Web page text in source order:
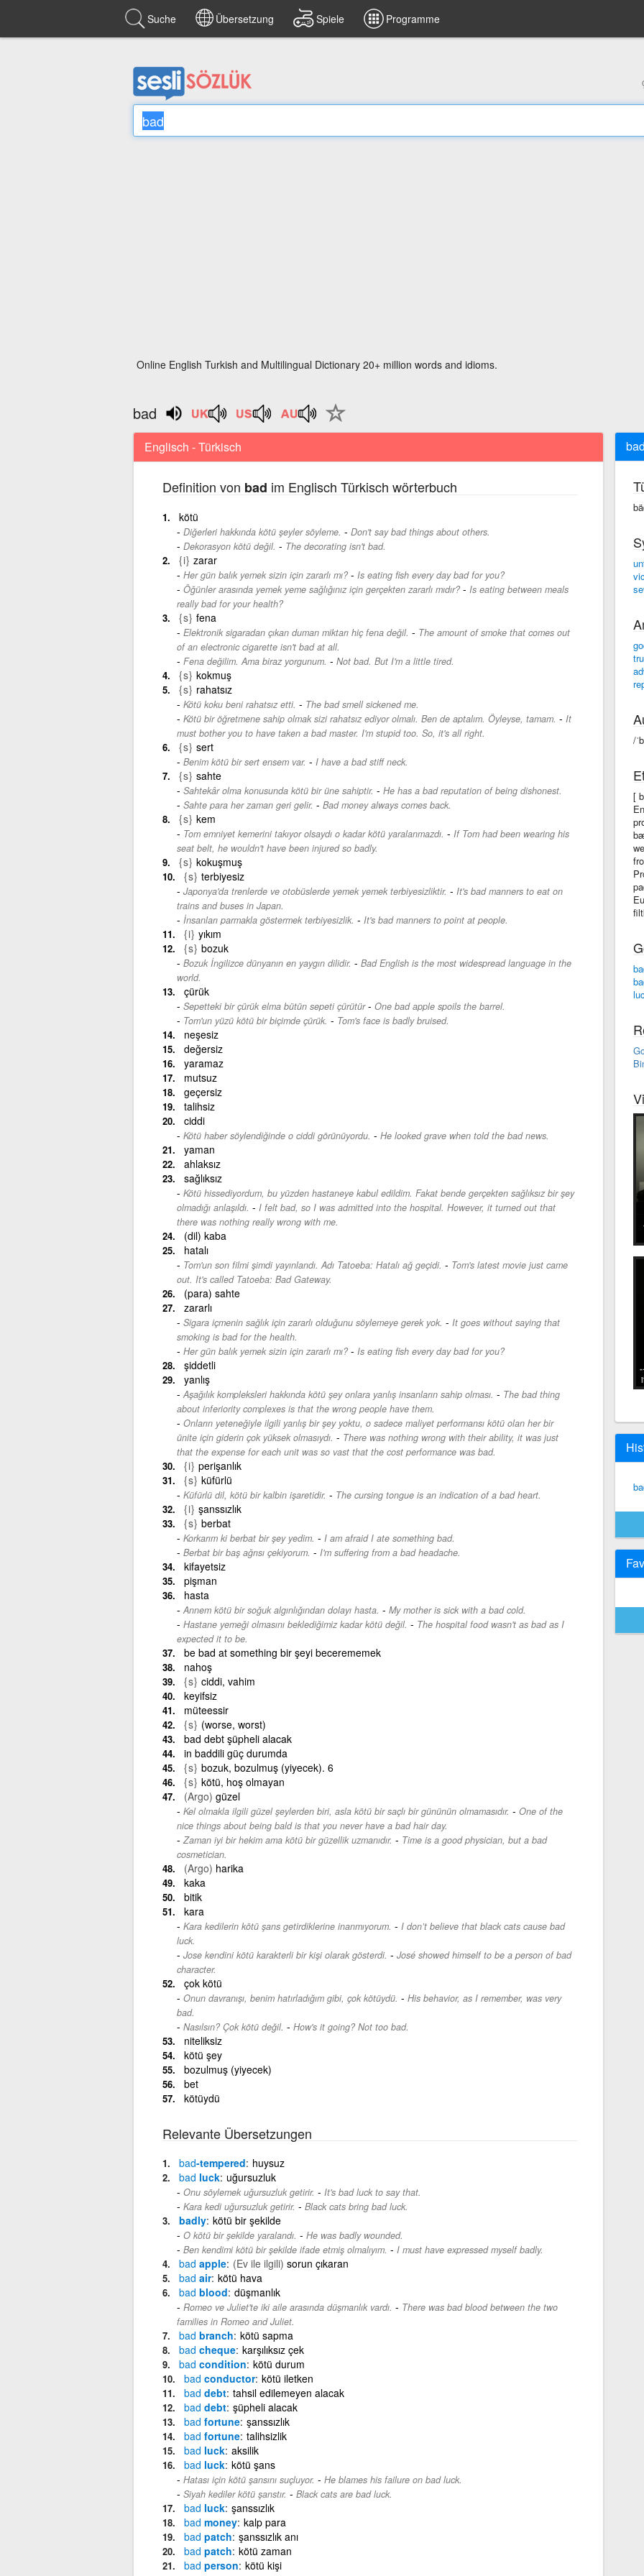
Suche Übersetzung Spiele Programme
Online English Turkish and Multilingual Dictionary 20+ million words and idioms.
bad
Englisch - Türkisch
Definition von bad im Englisch Türkisch wörterbuch
kötü
Diğerleri hakkında kötü şeyler söyleme. - Don't say bad things about others.
Dekorasyon kötü değil. - The decorating isn't bad.
{i} zarar
Her gün balık yemek sizin için zararlı mı?- Is eating fish every day bad for you?
Öğünler arasında yemek yeme sağlığınız için gerçekten zararlı mıdır?- Is eating between meals
really bad for your health?
{s} fena
Elektronik sigaradan çıkan duman miktarı hiç fena değil. - The amount of smoke that comes out
of an electronic cigarette isn't bad at all.
Fena değilim. Ama biraz yorgunum. - Not bad. But I'm a little tired.
{s} kokmuş
{s} rahatsız
Kötü koku beni rahatsız etti. - The bad smell sickened me.
Kötü bir öğretmene sahip olmak sizi rahatsız ediyor olmalı. Ben de aptalım. Öyleyse, tamam. - It
must bother you to have taken a bad master. I'm stupid too. So, it's all right.
{s} sert
Benim kötü bir sert ensem var. - I have a bad stiff neck.
{s} sahte
Sahtekâr olma konusunda kötü bir üne sahiptir. - He has a bad reputation of being dishonest.
Sahte para her zaman geri gelir. - Bad money always comes back.
{s} kem
Tom emniyet kemerini takıyor olsaydı o kadar kötü yaralanmazdı. - If Tom had been wearing his
seat belt, he wouldn't have been injured so badly.
{s} kokuşmuş
{s} terbiyesiz
Japonya'da trenlerde ve otobüslerde yemek yemek terbiyesizliktir. - It's bad manners to eat on
trains and buses in Japan.
İnsanları parmakla göstermek terbiyesizlik. - It's bad manners to point at people.
{i} yıkım
{s} bozuk
Bozuk İngilizce dünyanın en yaygın dilidir. - Bad English is the most widespread language in the
world.
çürük
Sepetteki bir çürük elma bütün sepeti çürütür- One bad apple spoils the barrel.
Tom'un yüzü kötü bir biçimde çürük. - Tom's face is badly bruised.
neşesiz
değersiz
yaramaz
mutsuz
geçersiz
talihsiz
ciddi
Kötü haber söylendiğinde o ciddi görünüyordu. - He looked grave when told the bad news.
yaman
ahlaksız
sağlıksız
Kötü hissediyordum, bu yüzden hastaneye kabul edildim. Fakat bende gerçekten sağlıksız bir şey
olmadığı anlaşıldı. - I felt bad, so I was admitted into the hospital. However, it turned out that
there was nothing really wrong with me.
(dil) kaba
hatalı
Tom'un son filmi şimdi yayınlandı. Adı Tatoeba: Hatalı ağ geçidi. - Tom's latest movie just came
out. It's called Tatoeba: Bad Gateway.
(para) sahte
zararlı
Sigara içmenin sağlık için zararlı olduğunu söylemeye gerek yok. - It goes without saying that
smoking is bad for the health.
Her gün balık yemek sizin için zararlı mı?- Is eating fish every day bad for you?
şiddetli
yanlış
Aşağılık kompleksleri hakkında kötü şey onlara yanlış insanların sahip olması. - The bad thing
about inferiority complexes is that the wrong people have them.
Onların yeteneğiyle ilgili yanlış bir şey yoktu, o sadece maliyet performansı kötü olan her bir
ünite için giderin çok yüksek olmasıydı. - There was nothing wrong with their ability, it was just
that the expense for each unit was so vast that the cost performance was bad.
{i} perişanlık
{s} küfürlü
Küfürlü dil, kötü bir kalbin işaretidir. - The cursing tongue is an indication of a bad heart.
{i} şanssızlık
{s} berbat
Korkarım ki berbat bir şey yedim. - I am afraid I ate something bad.
Berbat bir baş ağrısı çekiyorum. - I'm suffering from a bad headache.
kifayetsiz
pişman
hasta
Annem kötü bir soğuk algınlığından dolayı hasta. - My mother is sick with a bad cold.
Hastane yemeği olmasını beklediğimiz kadar kötü değil. - The hospital food wasn't as bad as I
expected it to be.
be bad at something bir şeyi becerememek
nahoş
{s} ciddi, vahim
keyifsiz
müteessir
{s} (worse, worst)
bad debt şüpheli alacak
in baddili güç durumda
{s} bozuk, bozulmuş (yiyecek). 6
{s} kötü, hoş olmayan
(Argo) güzel
Kel olmakla ilgili güzel şeylerden biri, asla kötü bir saçlı bir gününün olmamasıdır. - One of the
nice things about being bald is that you never have a bad hair day.
Zaman iyi bir hekim ama kötü bir güzellik uzmanıdır. - Time is a good physician, but a bad
cosmetician.
(Argo) harika
kaka
bitik
kara
Kara kedilerin kötü şans getirdiklerine inanmıyorum. - I don’t believe that black cats cause bad
luck.
Jose kendini kötü karakterli bir kişi olarak gösterdi. - José showed himself to be a person of bad
character.
çok kötü
Onun davranışı, benim hatırladığım gibi, çok kötüydü. - His behavior, as I remember, was very
bad.
Nasılsın? Çok kötü değil. - How's it going? Not too bad.
niteliksiz
kötü şey
bozulmuş (yiyecek)
bet
kötüydü
Relevante Übersetzungen
bad-tempered huysuz
bad luck uğursuzluk
Onu söylemek uğursuzluk getirir. - It's bad luck to say that.
Kara kedi uğursuzluk getirir. - Black cats bring bad luck.
badly kötü bir şekilde
O kötü bir şekilde yaralandı. - He was badly wounded.
Ben kendimi kötü bir şekilde ifade etmiş olmalıyım. - I must have expressed myself badly.
bad apple (Ev ile ilgili) sorun çıkaran
bad air kötü hava
bad blood düşmanlık
Romeo ve Juliet'te iki aile arasında düşmanlık vardı. - There was bad blood between the two
families in Romeo and Juliet.
bad branch kötü sapma
bad cheque karşılıksız çek
bad condition kötü durum
bad conductor kötü iletken
bad debt tahsil edilemeyen alacak
bad debt şüpheli alacak
bad fortune şanssızlık
bad fortune talihsizlik
bad luck aksilik
bad luck kötü şans
Hatası için kötü şansını suçluyor. - He blames his failure on bad luck.
Siyah kediler kötü şanstır. - Black cats are bad luck.
bad luck şanssızlık
bad money kalp para
bad patch şanssızlık anı
bad patch kötü zaman
bad person kötü kişi
bad
/
[